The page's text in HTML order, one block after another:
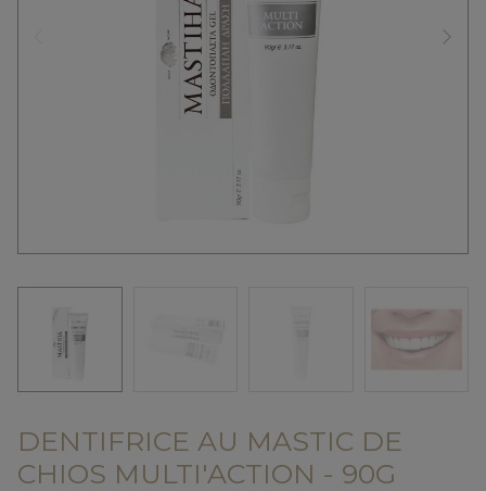
DENTIFRICE AU MASTIC DE
CHIOS MULTI'ACTION - 90G